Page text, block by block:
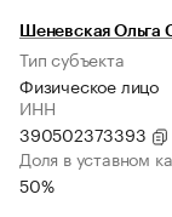
Шеневская Ольга
Тип субъекта
Физическое лицо
ИНН
390502373393
Доля в уставном
50%